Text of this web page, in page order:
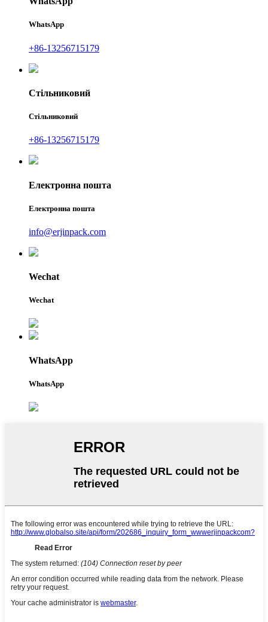
WhatsApp
+86-13256715179
Стільниковий
Стільниковий
+86-13256715179
Електронна пошта
Електронна пошта
info@erjinpack.com
Wechat
Wechat
WhatsApp
WhatsApp